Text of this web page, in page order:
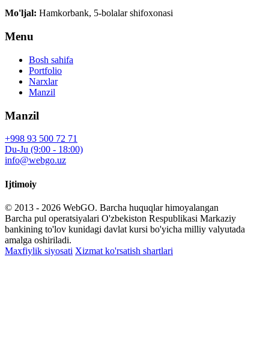
Mo'ljal: Hamkorbank, 5-bolalar shifoxonasi
Menu
Bosh sahifa
Portfolio
Narxlar
Manzil
Manzil
+998 93 500 72 71
Du-Ju (9:00 - 18:00)
info@webgo.uz
Ijtimoiy
© 2013 - 2026 WebGO. Barcha huquqlar himoyalangan
Barcha pul operatsiyalari O'zbekiston Respublikasi Markaziy
bankining to'lov kunidagi davlat kursi bo'yicha milliy valyutada
amalga oshiriladi.
Maxfiylik siyosati Xizmat ko'rsatish shartlari